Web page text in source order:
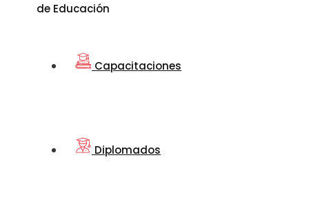
de Educación
Capacitaciones
Diplomados